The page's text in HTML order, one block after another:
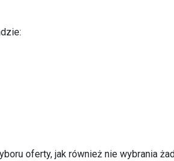
oferty, jak również nie wybrania